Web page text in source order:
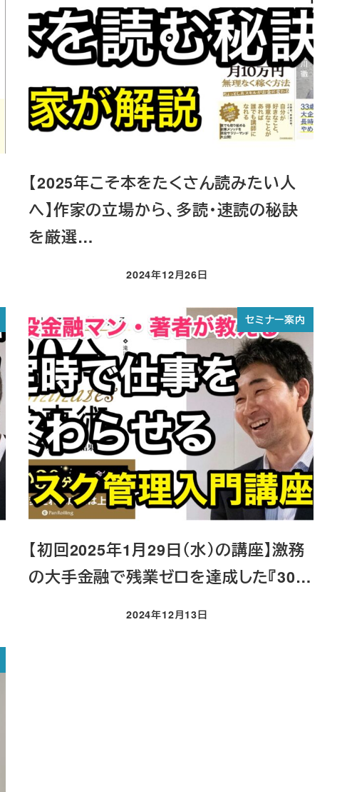
【2025年こそ本をたくさん読みたい人
へ】作家の立場から、多読・速読の秘訣
を厳選…
投稿日
2024年12月26日
セミナー案内
【初回2025年1月29日（水）の講座】激務
の大手金融で残業ゼロを達成した『30…
投稿日
2024年12月13日